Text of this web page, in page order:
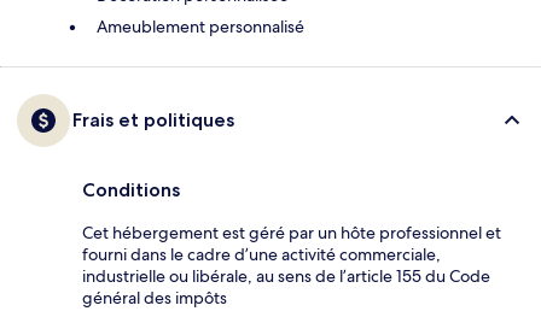
Ameublement personnalisé
Frais et politiques
Conditions
Cet hébergement est géré par un hôte professionnel et
fourni dans le cadre d’une activité commerciale,
industrielle ou libérale, au sens de l’article 155 du Code
général des impôts